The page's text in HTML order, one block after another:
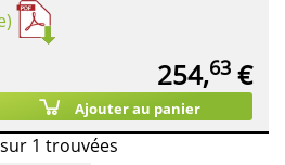
254,63 €
Ajouter au panier
1 trouvées